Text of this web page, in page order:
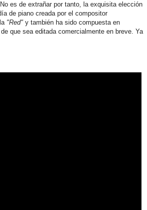
es de extrañar por tanto, la exquisita elección
de piano creada por el compositor
"Red" y también ha sido compuesta en
que sea editada comercialmente en breve. Ya